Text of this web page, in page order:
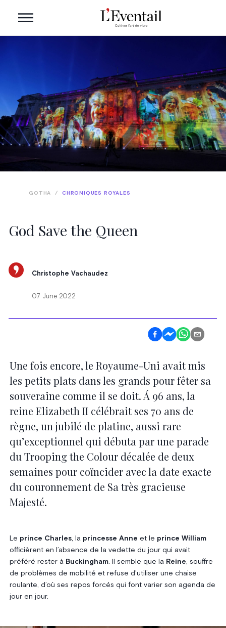
God Save the Queen
GOTHA / CHRONIQUES ROYALES
Christophe Vachaudez
07 June 2022
Une fois encore, le Royaume-Uni avait mis
les petits plats dans les grands pour fêter sa
souveraine comme il se doit. Á 96 ans, la
reine Elizabeth II célébrait ses 70 ans de
règne, un jubilé de platine, aussi rare
qu’exceptionnel qui débuta par une parade
du Trooping the Colour décalée de deux
semaines pour coïncider avec la date exacte
du couronnement de Sa très gracieuse
Majesté.
Le prince Charles, la princesse Anne et le prince William
officièrent en l’absence de la vedette du jour qui avait
préféré rester à Buckingham. Il semble que la Reine, souffre
de problèmes de mobilité et refuse d’utiliser une chaise
roulante, d’où ses repos forcés qui font varier son agenda de
jour en jour.